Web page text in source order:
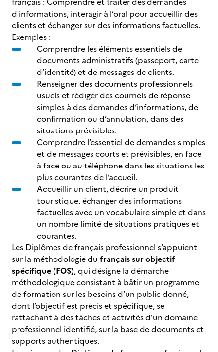
d’informations, interagir à l’oral pour accueillir des
clients et échanger sur des informations factuelles.
Exemples :
Comprendre les éléments essentiels de
documents administratifs (passeport, carte
d’identité) et de messages de clients.
Renseigner des documents professionnels
usuels et rédiger des courriels de réponse
simples à des demandes d’informations, de
confirmation ou d’annulation, dans des
situations prévisibles.
Comprendre l’essentiel de demandes simples
et de messages courts et prévisibles, en face
à face ou au téléphone dans les situations les
plus courantes de l’accueil.
Accueillir un client, décrire un produit
touristique, échanger des informations
factuelles avec un vocabulaire simple et dans
un nombre limité de situations pratiques et
courantes.
Les Diplômes de français professionnel s’appuient
sur la méthodologie du français sur objectif
spécifique (FOS), qui désigne la démarche
méthodologique consistant à bâtir un programme
de formation sur les besoins d’un public donné,
dont l’objectif est précis et spécifique, se
rattachant à des tâches et activités d’un domaine
professionnel identifié, sur la base de documents et
supports authentiques.